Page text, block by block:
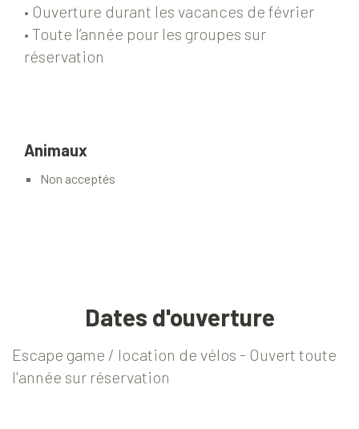
• Ouverture durant les vacances de février
• Toute l’année pour les groupes sur
réservation
Animaux
Non acceptés
Dates d'ouverture
Escape game / location de vélos - Ouvert toute
l'année sur réservation